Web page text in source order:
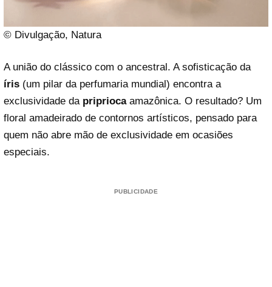
© Divulgação, Natura
A união do clássico com o ancestral. A sofisticação da
íris (um pilar da perfumaria mundial) encontra a
exclusividade da pripriocaamazônica. O resultado? Um
floral amadeirado de contornos artísticos, pensado para
quem não abre mão de exclusividade em ocasiões
especiais.
PUBLICIDADE